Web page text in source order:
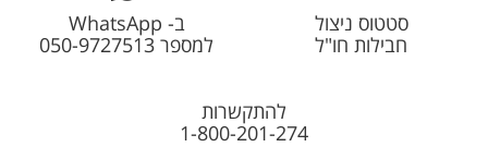
סטטוס ניצול
חבילות חו"ל
ב- WhatsApp
למספר 050-9727513
להתקשרות
1-800-201-274